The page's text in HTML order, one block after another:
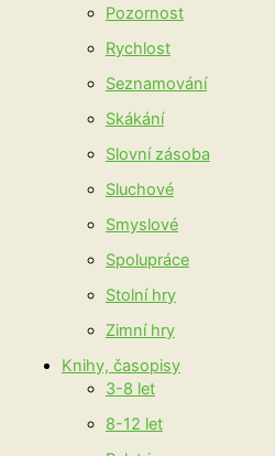
Pozornost
Rychlost
Seznamování
Skákání
Slovní zásoba
Sluchové
Smyslové
Spolupráce
Stolní hry
Zimní hry
Knihy, časopisy
3-8 let
8-12 let